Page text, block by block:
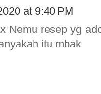
at 9:40 PM
Nemu resep yg
itu mbak